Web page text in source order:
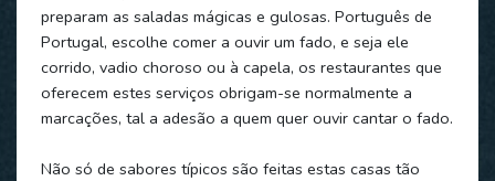
preparam as saladas mágicas e gulosas. Português de
Portugal, escolhe comer a ouvir um fado, e seja ele
corrido, vadio choroso ou à capela, os restaurantes que
oferecem estes serviços obrigam-se normalmente a
marcações, tal a adesão a quem quer ouvir cantar o fado.
Não só de sabores típicos são feitas estas casas tão